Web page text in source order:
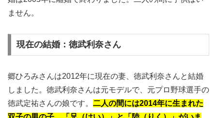
ません。
現在の結婚：徳武利奈さん
郷ひろみさんは2012年に現在の妻、徳武利奈さんと結婚
しました。徳武利奈さんは元モデルで、元プロ野球選手の
徳武定祐さんの娘です。 二人の間には2014年に生まれた